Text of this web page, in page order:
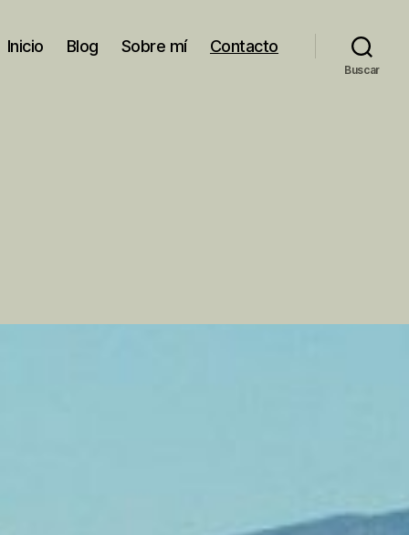
Inicio Blog Sobre mí Contacto
Buscar